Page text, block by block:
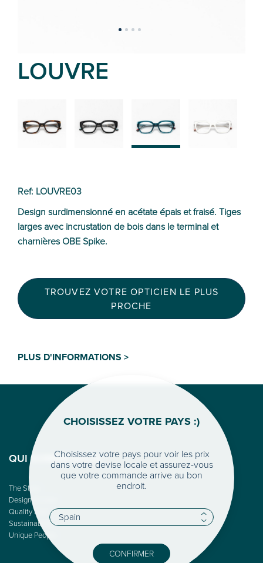
LOUVRE
Ref: LOUVRE03
Design surdimensionné en acétate épais et fraisé. Tiges
larges avec incrustation de bois dans le terminal et
charnières OBE Spike.
TROUVEZ VOTRE OPTICIEN LE PLUS
PROCHE
PLUS D'INFORMATIONS >
QUI SOMME-NOUS
The Story
Design & Color
Quality First
Sustainability
Unique People
CHOISISSEZ VOTRE PAYS :)
Choisissez votre pays pour voir les prix
dans votre devise locale et assurez-vous
que votre commande arrive au bon
endroit.
CONFIRMER